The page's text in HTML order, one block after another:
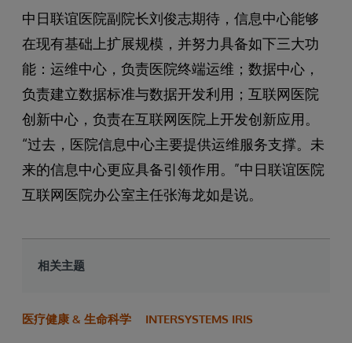
中日联谊医院副院长刘俊志期待，信息中心能够
在现有基础上扩展规模，并努力具备如下三大功
能：运维中心，负责医院终端运维；数据中心，
负责建立数据标准与数据开发利用；互联网医院
创新中心，负责在互联网医院上开发创新应用。
“过去，医院信息中心主要提供运维服务支撑。未
来的信息中心更应具备引领作用。”中日联谊医院
互联网医院办公室主任张海龙如是说。
相关主题
医疗健康 & 生命科学 INTERSYSTEMS IRIS